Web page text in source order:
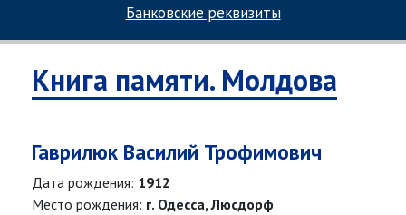
Банковские реквизиты
Книга памяти. Молдова
Гаврилюк Василий Трофимович
Дата рождения: 1912
Место рождения: г. Одесса, Люсдорф